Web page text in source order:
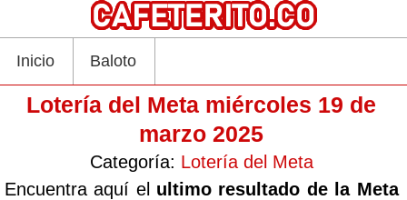
Inicio Baloto
Lotería del Meta miércoles 19 de
marzo 2025
Categoría: Lotería del Meta
Encuentra aquí el ultimo resultado de la Meta